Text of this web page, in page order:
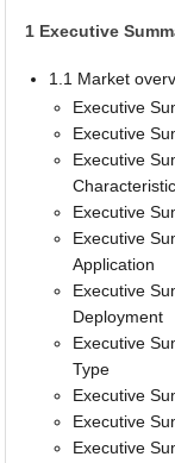
1 Executive
1.1 Market
Executive
Executive
Executive
Executive
Executive
Application
Executive
Deployment
Executive
Type
Executive
Executive
Executive